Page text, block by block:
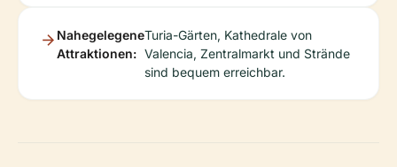
Nahegelegene
Attraktionen:
Turia-Gärten, Kathedrale von
Valencia, Zentralmarkt und Strände
sind bequem erreichbar.